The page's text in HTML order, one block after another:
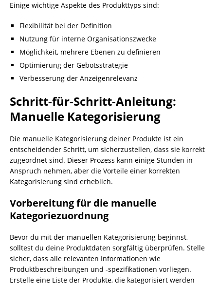
Einige wichtige Aspekte des Produkttyps sind:
Flexibilität bei der Definition
Nutzung für interne Organisationszwecke
Möglichkeit, mehrere Ebenen zu definieren
Optimierung der Gebotsstrategie
Verbesserung der Anzeigenrelevanz
Schritt-für-Schritt-Anleitung:
Manuelle Kategorisierung
Die manuelle Kategorisierung deiner Produkte ist ein
entscheidender Schritt, um sicherzustellen, dass sie korrekt
zugeordnet sind. Dieser Prozess kann einige Stunden in
Anspruch nehmen, aber die Vorteile einer korrekten
Kategorisierung sind erheblich.
Vorbereitung für die manuelle
Kategoriezuordnung
Bevor du mit der manuellen Kategorisierung beginnst,
solltest du deine Produktdaten sorgfältig überprüfen. Stelle
sicher, dass alle relevanten Informationen wie
Produktbeschreibungen und -spezifikationen vorliegen.
Erstelle eine Liste der Produkte, die kategorisiert werden